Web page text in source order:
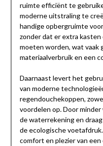
ruimte efficiënt te
moderne uitstraling te
handige opbergruimte
zonder dat er extra
moeten worden, wat vaak
materiaalverbruik en een
Daarnaast levert het
van moderne
regendouchekoppen,
voordelen op. Door
de waterrekening en
de ecologische
comfort en plezier van